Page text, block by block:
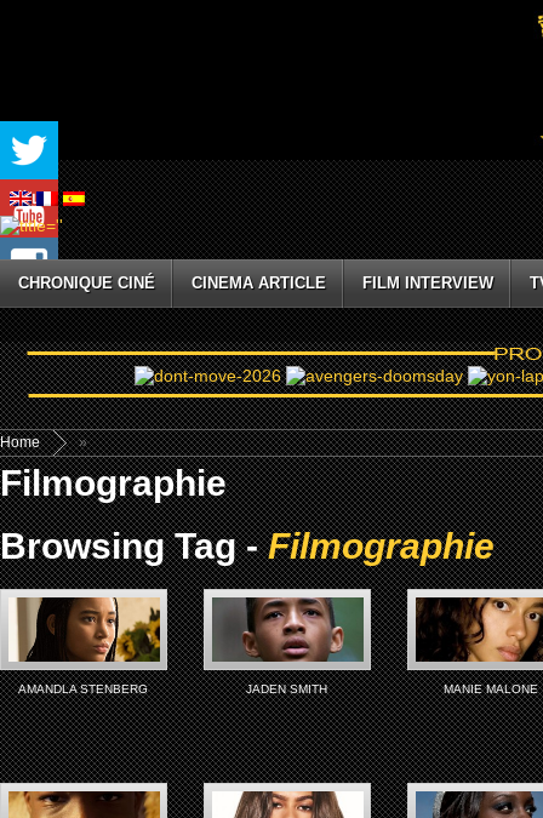
CHRONIQUE CINÉ CINEMA ARTICLE FILM INTERVIEW
Home »
Filmographie
Browsing Tag -Filmographie
AMANDLA STENBERG JADEN SMITH MANIE MALONE